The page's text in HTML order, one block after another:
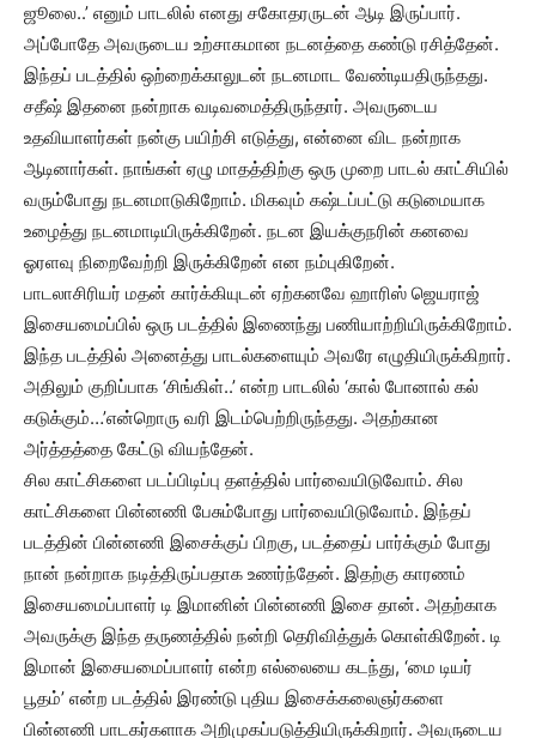
ஜூலை..’ எனும் பாடலில் எனது சகோதரருடன் ஆடி இருப்பார்.
அப்போதே அவருடைய உற்சாகமான நடனத்தை கண்டு ரசித்தேன்.
இந்தப் படத்தில் ஒற்றைக்காலுடன் நடனமாட வேண்டியதிருந்தது.
சதீஷ் இதனை நன்றாக வடிவமைத்திருந்தார். அவருடைய
உதவியாளர்கள் நன்கு பயிற்சி எடுத்து, என்னை விட நன்றாக
ஆடினார்கள். நாங்கள் ஏழு மாதத்திற்கு ஒரு முறை பாடல் காட்சியில்
வரும்போது நடனமாடுகிறோம். மிகவும் கஷ்டப்பட்டு கடுமையாக
உழைத்து நடனமாடியிருக்கிறேன். நடன இயக்குநரின் கனவை
ஓரளவு நிறைவேற்றி இருக்கிறேன் என நம்புகிறேன்.
பாடலாசிரியர் மதன் கார்க்கியுடன் ஏற்கனவே ஹாரிஸ் ஜெயராஜ்
இசையமைப்பில் ஒரு படத்தில் இணைந்து பணியாற்றியிருக்கிறோம்.
இந்த படத்தில் அனைத்து பாடல்களையும் அவரே எழுதியிருக்கிறார்.
அதிலும் குறிப்பாக ‘சிங்கிள்..’ என்ற பாடலில் ‘கால் போனால் கல்
கடுக்கும்…’என்றொரு வரி இடம்பெற்றிருந்தது. அதற்கான
அர்த்தத்தை கேட்டு வியந்தேன்.
சில காட்சிகளை படப்பிடிப்பு தளத்தில் பார்வையிடுவோம். சில
காட்சிகளை பின்னணி பேசும்போது பார்வையிடுவோம். இந்தப்
படத்தின் பின்னணி இசைக்குப் பிறகு, படத்தைப் பார்க்கும் போது
நான் நன்றாக நடித்திருப்பதாக உணர்ந்தேன். இதற்கு காரணம்
இசையமைப்பாளர் டி இமானின் பின்னணி இசை தான். அதற்காக
அவருக்கு இந்த தருணத்தில் நன்றி தெரிவித்துக் கொள்கிறேன். டி
இமான் இசையமைப்பாளர் என்ற எல்லையை கடந்து, ‘மை டியர்
பூதம்’ என்ற படத்தில் இரண்டு புதிய இசைக்கலைஞர்களை
பின்னணி பாடகர்களாக அறிமுகப்படுத்தியிருக்கிறார். அவருடைய